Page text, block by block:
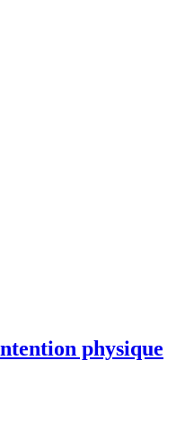
physique